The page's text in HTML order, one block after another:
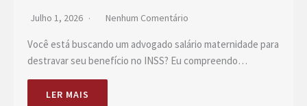
Julho 1, 2026 Nenhum Comentário
Você está buscando um advogado salário maternidade para
destravar seu benefício no INSS? Eu compreendo…
LER MAIS